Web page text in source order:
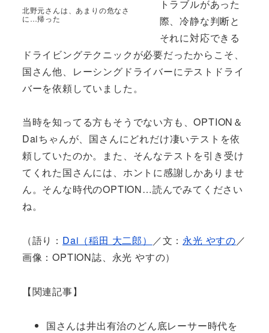
北野元さんは、あまりの危なさ
に…帰った
トラブルがあった
際、冷静な判断と
それに対応できる
ドライビングテクニックが必要だったからこそ、
国さん他、レーシングドライバーにテストドライ
バーを依頼していました。
当時を知ってる方もそうでない方も、OPTION＆
Daiちゃんが、国さんにどれだけ凄いテストを依
頼していたのか。また、そんなテストを引き受け
てくれた国さんには、ホントに感謝しかありませ
ん。そんな時代のOPTION…読んでみてください
ね。
（語り： Dai（稲田 大二郎） ／文： 永光 やすの／
画像：OPTION誌、永光 やすの）
【関連記事】
国さんは井出有治のどん底レーサー時代を